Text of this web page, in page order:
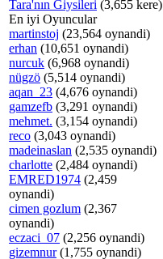
Tara'nın Giysileri (3,655 kere)
En iyi Oyuncular
martinstoj (23,564 oynandi)
erhan (10,651 oynandi)
nurcuk (6,968 oynandi)
nügzö (5,514 oynandi)
aqan_23 (4,676 oynandi)
gamzefb (3,291 oynandi)
mehmet. (3,154 oynandi)
reco (3,043 oynandi)
madeinaslan (2,535 oynandi)
charlotte (2,484 oynandi)
EMRED1974 (2,459
oynandi)
cimen gozlum (2,367
oynandi)
eczaci_07 (2,256 oynandi)
gizemnur(1,755 oynandi)